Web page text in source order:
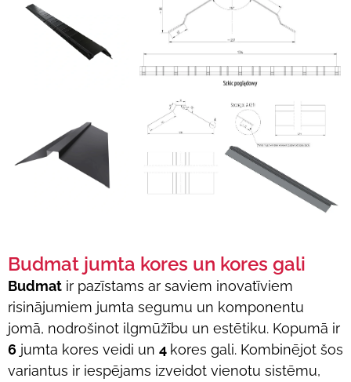
Budmat jumta kores un kores gali
Budmat ir pazīstams ar saviem inovatīviem
risinājumiem jumta segumu un komponentu
jomā, nodrošinot ilgmūžību un estētiku. Kopumā ir
6 jumta kores veidi un 4 kores gali. Kombinējot šos
variantus ir iespējams izveidot vienotu sistēmu,